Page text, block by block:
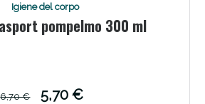
Igiene del corpo
pompelmo 300 ml
6,70 €
5,70 €